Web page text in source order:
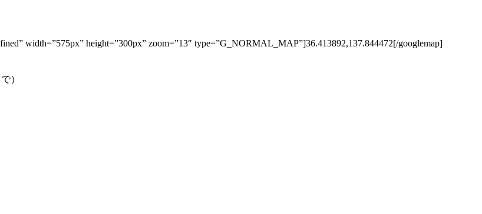
width=”575px” height=”300px” zoom=”13″ type=”G_NORMAL_MAP”]36.413892,137.844472[/googlemap]
）